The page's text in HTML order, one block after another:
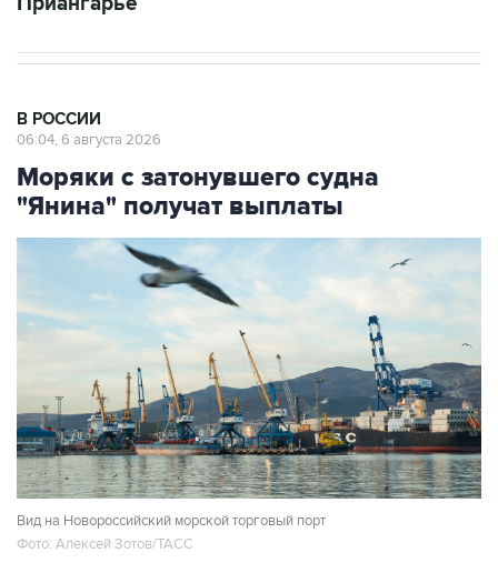
В РОССИИ
06:04, 6 августа 2026
Моряки с затонувшего судна
"Янина" получат выплаты
Вид на Новороссийский морской торговый порт
Фото: Алексей Зотов/ТАСС